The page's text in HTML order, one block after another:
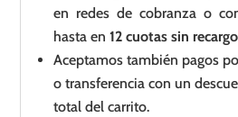
en redes de cobranza o
hasta en12 cuotas sin recargo
Aceptamos también pagos
o transferencia con un
total del carrito.